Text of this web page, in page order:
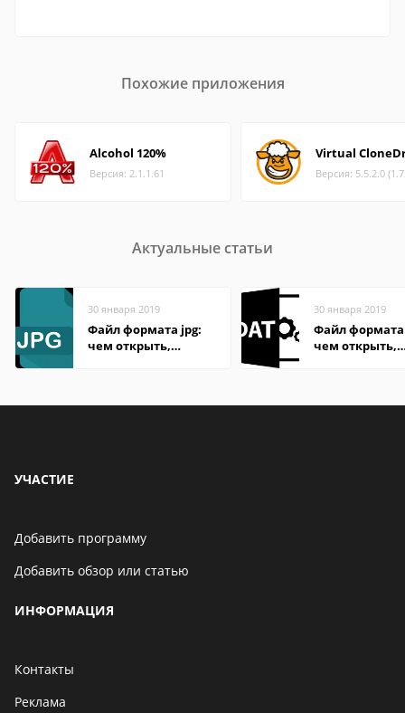
Похожие приложения
Alcohol 120%
Версия: 2.1.1.61
Virtual
Версия: 5.5.2.0
Актуальные статьи
30 января 2019
Файл формата jpg:
чем открыть,
30 января 2019
Файл формата
чем открыть,
УЧАСТИЕ
Добавить программу
Добавить обзор или статью
ИНФОРМАЦИЯ
Контакты
Реклама